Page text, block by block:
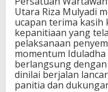
Utara Riza Mulyadi
ucapan terima
kepanitiaan yang
pelaksanaan
momentum
berlangsung
dinilai berjalan
panitia dan